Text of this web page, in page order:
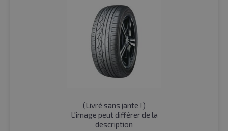
(Livré sans jante !)
L'image peut différer de la
description